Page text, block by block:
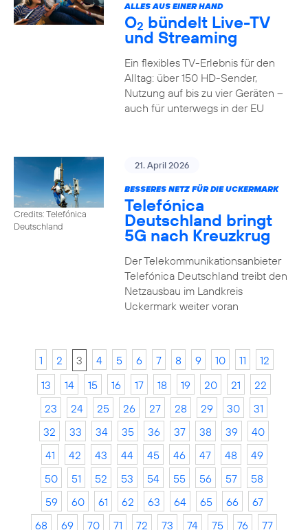
ALLES AUS EINER HAND
O2 bündelt Live-TV
und Streaming
Ein flexibles TV-Erlebnis für den
Alltag: über 150 HD-Sender,
Nutzung auf bis zu vier Geräten –
auch für unterwegs in der EU
Credits: Telefónica
Deutschland
21. April 2026
BESSERES NETZ FÜR DIE UCKERMARK
Telefónica
Deutschland bringt
5G nach Kreuzkrug
Der Telekommunikationsanbieter
Telefónica Deutschland treibt den
Netzausbau im Landkreis
Uckermark weiter voran
1 2 3 4 5 6 7 8 9 10 11
12
13
14 15 16 17 18 19 20 21
22
23
24 25 26 27 28 29 30
31
32
33 34 35 36 37 38 39
40
41
42 43 44 45 46 47 48
49
50
51 52 53 54 55 56 57
58
59
60 61 62 63 64 65 66
67
68
69 70 71 72 73 74 75 76 77